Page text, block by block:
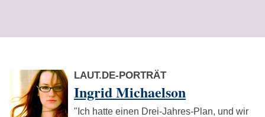
LAUT.DE-PORTRÄT
Ingrid Michaelson
"Ich hatte einen Drei-Jahres-Plan, und wir